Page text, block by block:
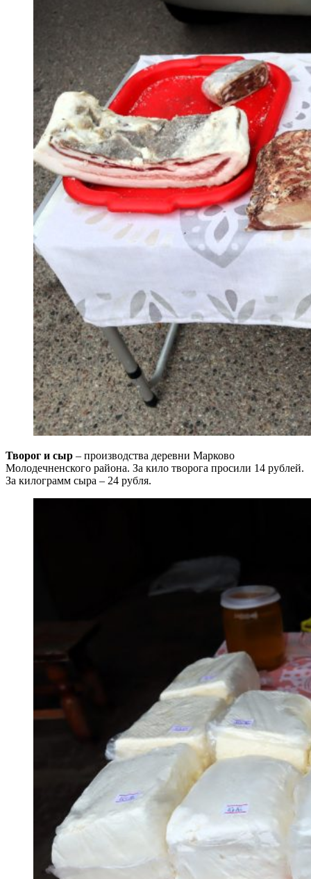
Творог и сыр – производства деревни Марково
Молодечненского района. За кило творога просили 14 рублей.
За килограмм сыра – 24 рубля.